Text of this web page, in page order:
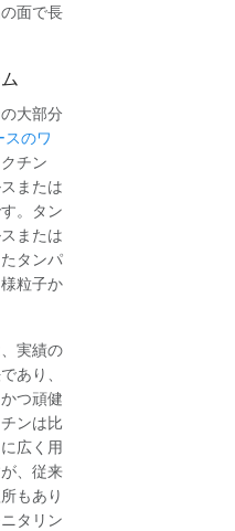
面で長
大部分
のワ
チン
または
。タン
または
タンパ
粒子か
実績の
あり、
つ頑健
ンは比
広く用
、従来
もあり
タリン